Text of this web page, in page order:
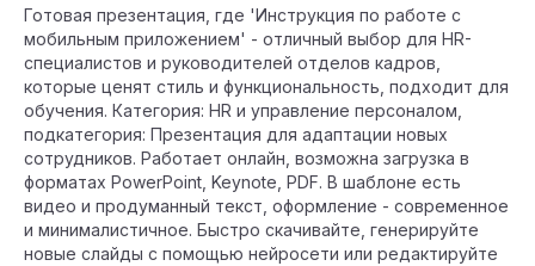
Готовая презентация, где 'Инструкция по работе с
мобильным приложением' - отличный выбор для HR-
специалистов и руководителей отделов кадров,
которые ценят стиль и функциональность, подходит для
обучения. Категория: HR и управление персоналом,
подкатегория: Презентация для адаптации новых
сотрудников. Работает онлайн, возможна загрузка в
форматах PowerPoint, Keynote, PDF. В шаблоне есть
видео и продуманный текст, оформление - современное
и минималистичное. Быстро скачивайте, генерируйте
новые слайды с помощью нейросети или редактируйте